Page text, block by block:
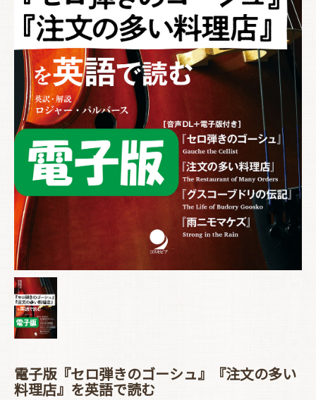
電子版『セロ弾きのゴーシュ』『注文の多い
料理店』を英語で読む